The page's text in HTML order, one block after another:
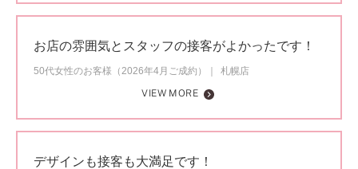
お店の雰囲気とスタッフの接客がよかったです！
50代女性のお客様（2026年4月ご成約）
札幌店
VIEW MORE
デザインも接客も大満足です！